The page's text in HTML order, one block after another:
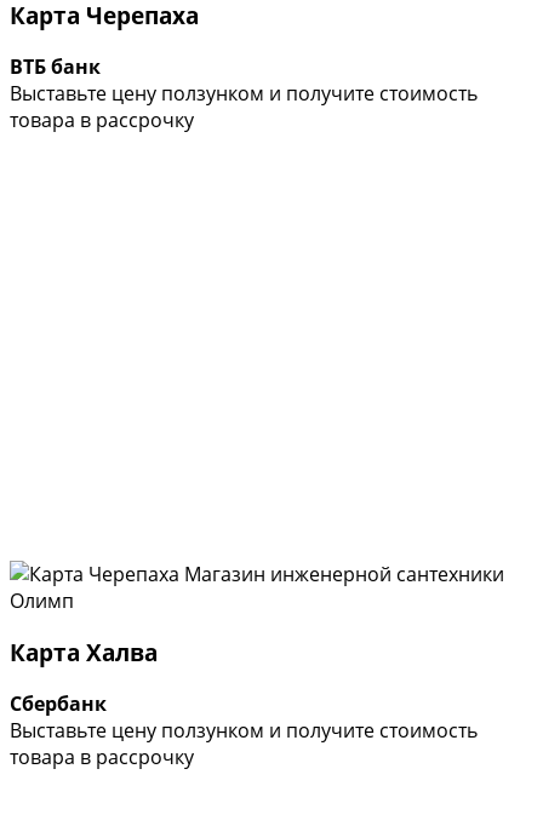
Карта Черепаха
ВТБ банк
Выставьте цену ползунком и получите стоимость
товара в рассрочку
Карта Халва
Сбербанк
Выставьте цену ползунком и получите стоимость
товара в рассрочку